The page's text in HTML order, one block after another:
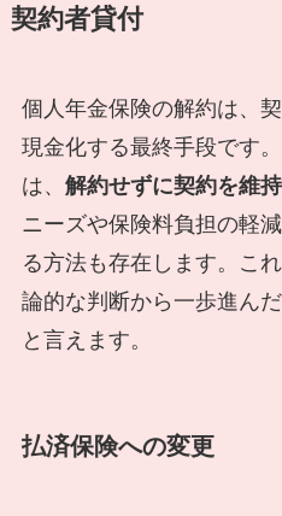
契約者貸付
個人年金保険の解約は、
現金化する最終手段です
は、 解約せずに契約を維
ニーズや保険料負担の軽
る方法も存在します。こ
論的な判断から一歩進ん
と言えます。
払済保険への変更